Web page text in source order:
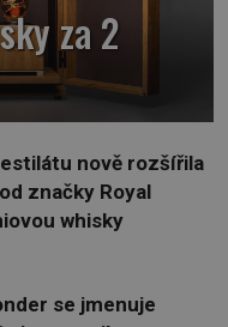
za 2
nově rozšířila
značky Royal
whisky
se jmenuje